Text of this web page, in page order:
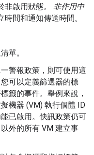
非啟用狀態。 非作用中
間和通知傳送時間。
單。
警報政策，則可使用這
您可以定義篩選器的標
籤的事件。舉例來說，
機器 (VM) 執行個體 ID
已啟用。快訊政策仍可
外的所有 VM 建立事